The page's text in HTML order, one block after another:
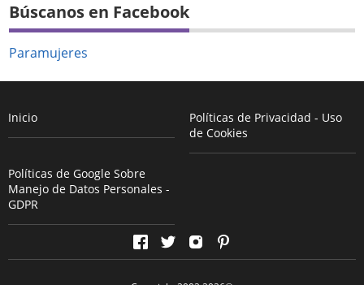
Búscanos en Facebook
Paramujeres
Inicio
Políticas de Privacidad - Uso
de Cookies
Políticas de Google Sobre
Manejo de Datos Personales -
GDPR